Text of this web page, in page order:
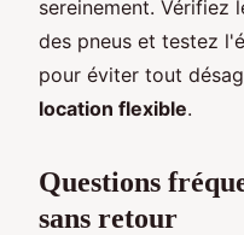
sereinement. Vérifiez
des pneus et testez
pour éviter tout
location flexible.
Questions
sans retour